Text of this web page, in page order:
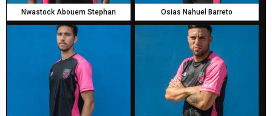
Nwastock Abouem Stephan Osias Nahuel Barreto